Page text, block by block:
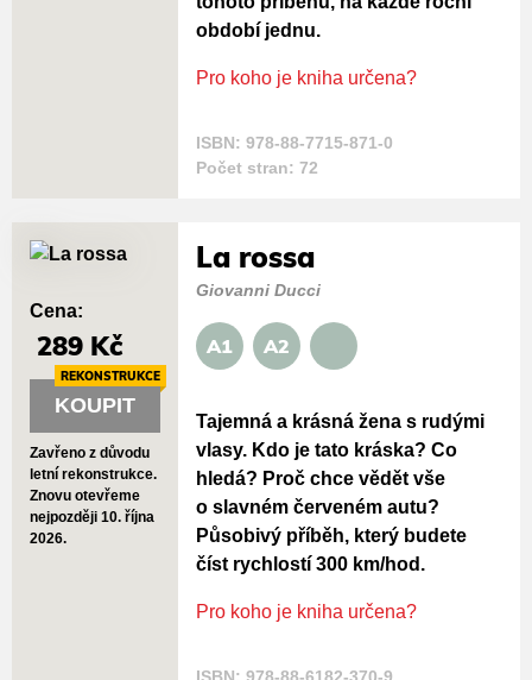
období jednu.
Pro koho je kniha určena?
ISBN: 978-88-7715-871-0
Počet stran: 72
La rossa
Giovanni Ducci
A1 A2
Tajemná a krásná žena s rudými
vlasy. Kdo je tato kráska? Co
hledá? Proč chce vědět vše
o slavném červeném autu?
Působivý příběh, který budete
číst rychlostí 300 km/hod.
Pro koho je kniha určena?
Cena:
289 Kč
KOUPIT
REKONSTRUKCE
Zavřeno z důvodu
letní rekonstrukce.
Znovu otevřeme
nejpozději 10. října
2026.